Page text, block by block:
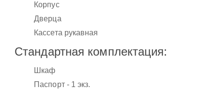
Корпус
Дверца
Кассета рукавная
Стандартная комплектация:
Шкаф
Паспорт - 1 экз.